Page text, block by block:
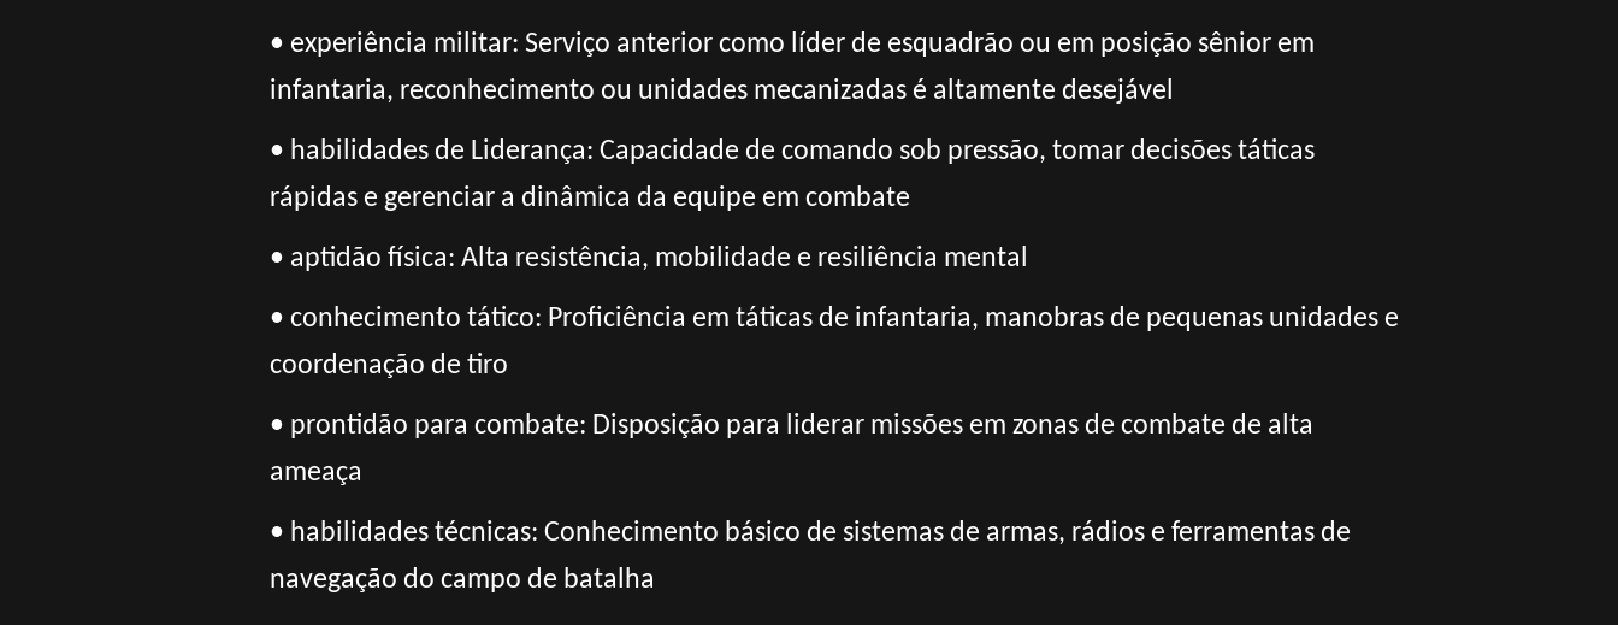
• experiência militar: Serviço anterior como líder de esquadrão ou em posição sênior em
infantaria, reconhecimento ou unidades mecanizadas é altamente desejável
• habilidades de Liderança: Capacidade de comando sob pressão, tomar decisões táticas
rápidas e gerenciar a dinâmica da equipe em combate
• aptidão física: Alta resistência, mobilidade e resiliência mental
• conhecimento tático: Proficiência em táticas de infantaria, manobras de pequenas unidades e
coordenação de tiro
• prontidão para combate: Disposição para liderar missões em zonas de combate de alta
ameaça
• habilidades técnicas: Conhecimento básico de sistemas de armas, rádios e ferramentas de
navegação do campo de batalha